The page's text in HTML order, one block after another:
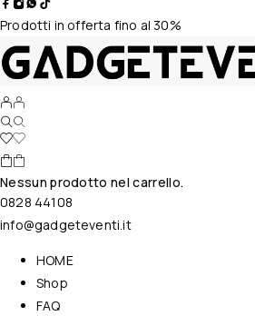
Prodotti in offerta fino al 30%
Nessun prodotto nel carrello.
0828 44108
info@gadgeteventi.it
HOME
Shop
FAQ